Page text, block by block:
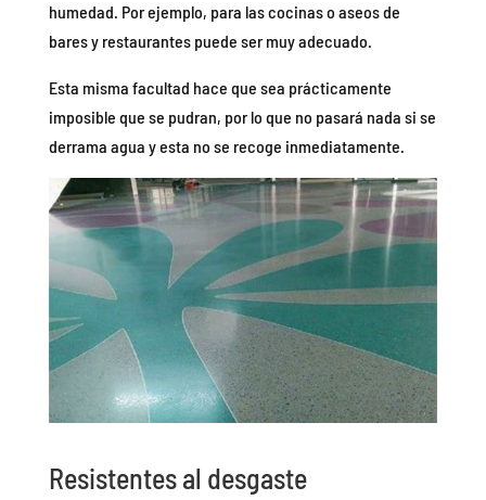
humedad. Por ejemplo, para las cocinas o aseos de
bares y restaurantes puede ser muy adecuado.
Esta misma facultad hace que sea prácticamente
imposible que se pudran, por lo que no pasará nada si se
derrama agua y esta no se recoge inmediatamente.
Resistentes al desgaste